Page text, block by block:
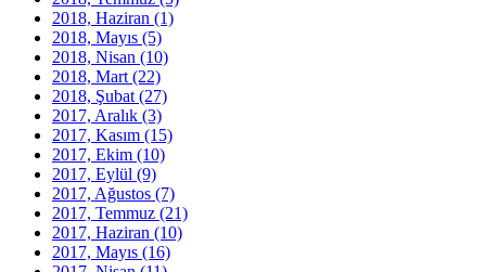
2018, Haziran (1)
2018, Mayıs (5)
2018, Nisan (10)
2018, Mart (22)
2018, Şubat (27)
2017, Aralık (3)
2017, Kasım (15)
2017, Ekim (10)
2017, Eylül (9)
2017, Ağustos (7)
2017, Temmuz (21)
2017, Haziran (10)
2017, Mayıs (16)